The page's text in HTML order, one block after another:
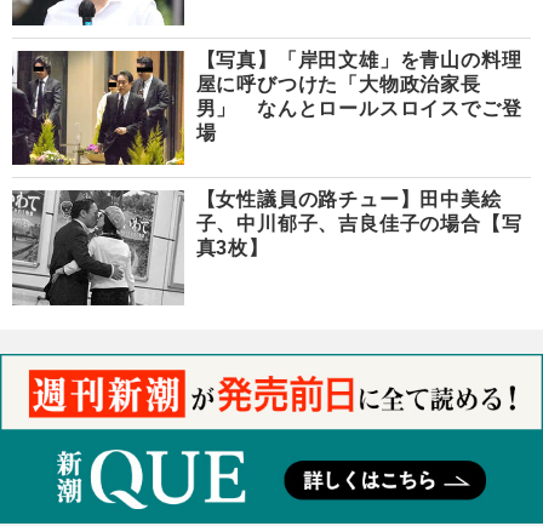
【写真】「岸田文雄」を青山の料理
屋に呼びつけた「大物政治家長
男」 なんとロールスロイスでご登
場
【女性議員の路チュー】田中美絵
子、中川郁子、吉良佳子の場合【写
真3枚】